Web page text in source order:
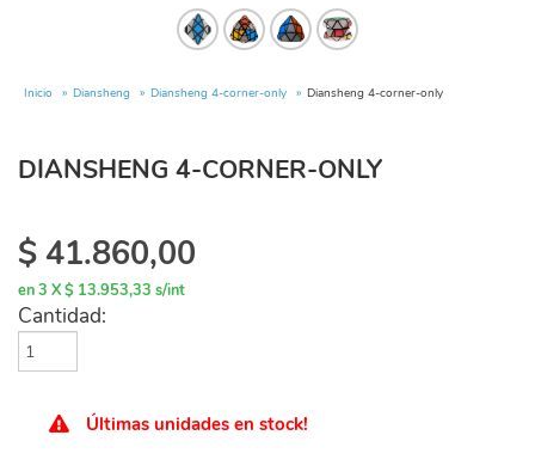
Inicio Diansheng Diansheng 4-corner-only Diansheng 4-corner-only
DIANSHENG 4-CORNER-ONLY
$41.860,00
en 3 X $ 13.953,33 s/int
Cantidad:
Últimas unidades en stock!